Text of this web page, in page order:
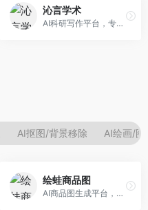
沁言学术
AI科研写作平台，专注于学术研究辅助。面向研究生和科研工作者，提供文献分析、研究方法指导、论文撰写等服务，学术资源丰富，研究支持全面。
AI抠图/背景移除 AI绘画/图
绘蛙商品图
AI商品图生成平台，支持模特换装和场景生成。面向电商卖家，提供商品上身效果展示、场景化商品图生成等服务，电商营销效果显著。